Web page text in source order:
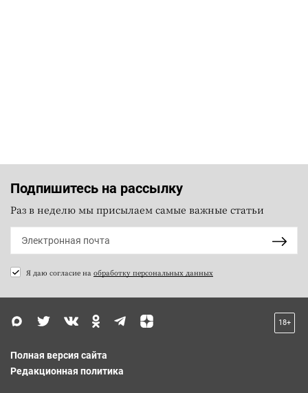
Подпишитесь на рассылку
Раз в неделю мы присылаем самые важные статьи
Я даю согласие на обработку персональных данных
18+
Полная версия сайта
Редакционная политика